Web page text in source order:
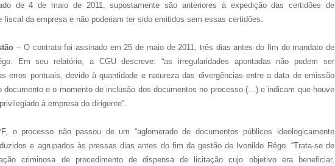
de 4 de maio de 2011, supostamente são anteriores à expedição das certidões de
fiscal da empresa e não poderiam ter sido emitidos sem essas certidões.
– O contrato foi assinado em 25 de maio de 2011, três dias antes do fim do mandato de
Em seu relatório, a CGU descreve: “as irregularidades apontadas não podem ser
erros pontuais, devido à quantidade e natureza das divergências entre a data de emissão
documento e o momento de inclusão dos documentos no processo (…) e indicam que houve
à empresa do dirigente”.
o processo não passou de um “aglomerado de documentos públicos ideologicamente
e agrupados às pressas dias antes do fim da gestão de Ivonildo Rêgo. “Trata-se de
criminosa de procedimento de dispensa de licitação cujo objetivo era beneficiar,